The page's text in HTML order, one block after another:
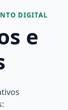
DIGITAL
e